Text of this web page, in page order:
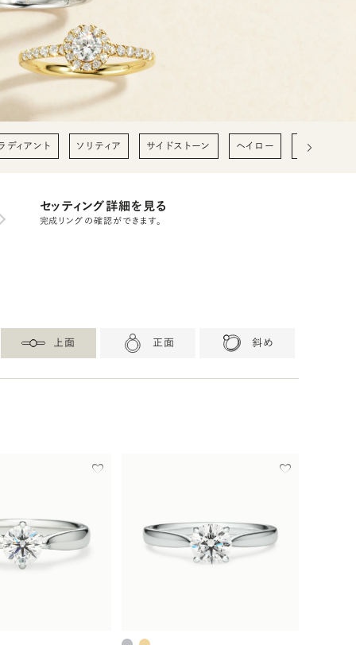
ディアント ソリティア サイドストーン ヘイロー 0.2ct
セッティング詳細を見る
完成リングの確認ができます。
上面 正面 斜め